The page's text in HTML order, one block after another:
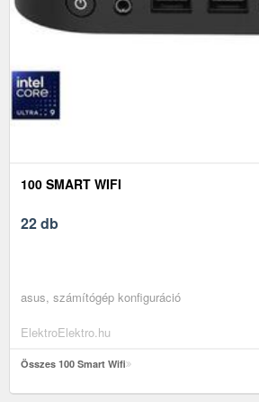
100 SMART WIFI
22 db
asus, számítógép konfiguráció
ElektroElektro.hu
Összes 100 Smart Wifi